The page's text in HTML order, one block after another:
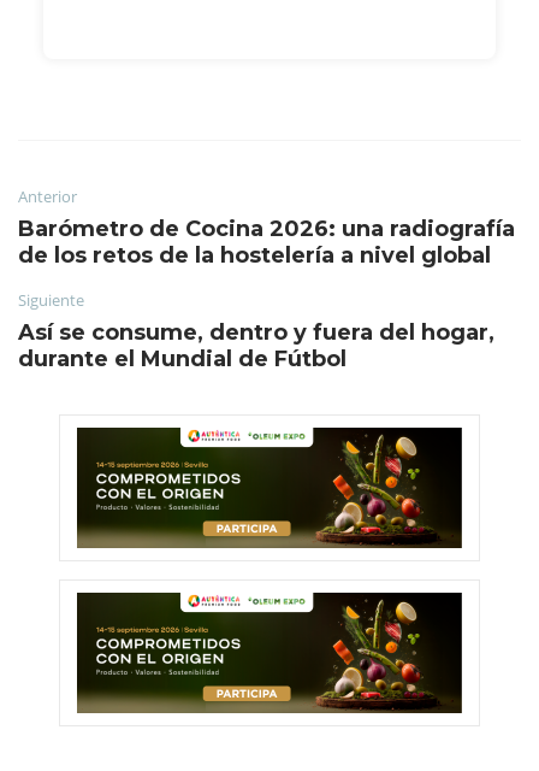
Anterior
Barómetro de Cocina 2026: una radiografía
de los retos de la hostelería a nivel global
Siguiente
Así se consume, dentro y fuera del hogar,
durante el Mundial de Fútbol